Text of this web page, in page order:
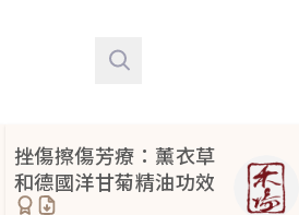
挫傷擦傷芳療：薰衣草
和德國洋甘菊精油功效